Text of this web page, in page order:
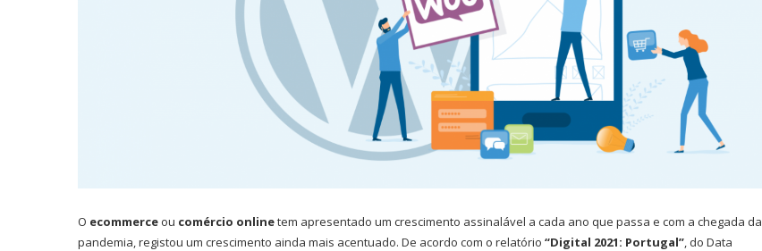
O ecommerce ou comércio onlinetem apresentado um crescimento assinalável a cada ano que passa e com a chegada da
pandemia, registou um crescimento ainda mais acentuado. De acordo com o relatório “Digital 2021: Portugal”, do Data